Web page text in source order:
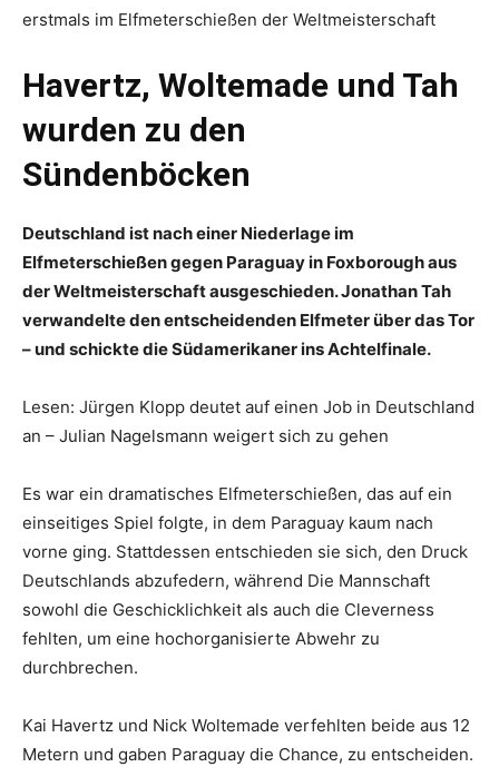
erstmals im Elfmeterschießen der Weltmeisterschaft
Havertz, Woltemade und Tah
wurden zu den
Sündenböcken
Deutschland ist nach einer Niederlage im
Elfmeterschießen gegen Paraguay in Foxborough aus
der Weltmeisterschaft ausgeschieden. Jonathan Tah
verwandelte den entscheidenden Elfmeter über das Tor
– und schickte die Südamerikaner ins Achtelfinale.
Lesen: Jürgen Klopp deutet auf einen Job in Deutschland
an – Julian Nagelsmann weigert sich zu gehen
Es war ein dramatisches Elfmeterschießen, das auf ein
einseitiges Spiel folgte, in dem Paraguay kaum nach
vorne ging. Stattdessen entschieden sie sich, den Druck
Deutschlands abzufedern, während Die Mannschaft
sowohl die Geschicklichkeit als auch die Cleverness
fehlten, um eine hochorganisierte Abwehr zu
durchbrechen.
Kai Havertz und Nick Woltemade verfehlten beide aus 12
Metern und gaben Paraguay die Chance, zu entscheiden.